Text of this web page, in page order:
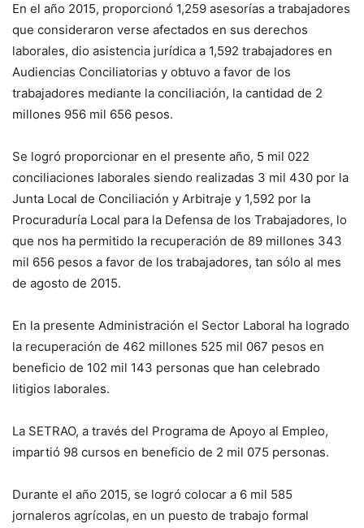
En el año 2015, proporcionó 1,259 asesorías a trabajadores
que consideraron verse afectados en sus derechos
laborales, dio asistencia jurídica a 1,592 trabajadores en
Audiencias Conciliatorias y obtuvo a favor de los
trabajadores mediante la conciliación, la cantidad de 2
millones 956 mil 656 pesos.
Se logró proporcionar en el presente año, 5 mil 022
conciliaciones laborales siendo realizadas 3 mil 430 por la
Junta Local de Conciliación y Arbitraje y 1,592 por la
Procuraduría Local para la Defensa de los Trabajadores, lo
que nos ha permitido la recuperación de 89 millones 343
mil 656 pesos a favor de los trabajadores, tan sólo al mes
de agosto de 2015.
En la presente Administración el Sector Laboral ha logrado
la recuperación de 462 millones 525 mil 067 pesos en
beneficio de 102 mil 143 personas que han celebrado
litigios laborales.
La SETRAO, a través del Programa de Apoyo al Empleo,
impartió 98 cursos en beneficio de 2 mil 075 personas.
Durante el año 2015, se logró colocar a 6 mil 585
jornaleros agrícolas, en un puesto de trabajo formal